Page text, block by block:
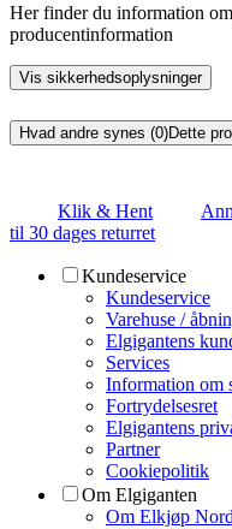
Her finder du information
producentinformation
Vis sikkerhedsoplysninger
Hvad andre synes (0)Dette
Klik & Hent
til 30 dages returret
Kundeservice
Kundeservice
Varehuse /
Elgigantens
Services
Information om
Fortrydelsesret
Elgigantens
Partner
Cookiepolitik
Om Elgiganten
Om Elkjøp